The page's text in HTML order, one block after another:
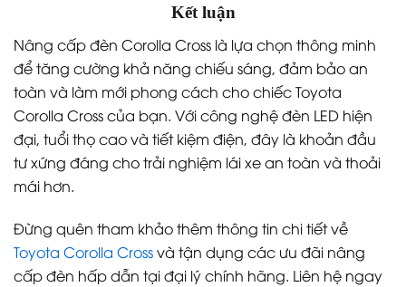
Kết luận
Nâng cấp đèn Corolla Cross là lựa chọn thông minh
để tăng cường khả năng chiếu sáng, đảm bảo an
toàn và làm mới phong cách cho chiếc Toyota
Corolla Cross của bạn. Với công nghệ đèn LED hiện
đại, tuổi thọ cao và tiết kiệm điện, đây là khoản đầu
tư xứng đáng cho trải nghiệm lái xe an toàn và thoải
mái hơn.
Đừng quên tham khảo thêm thông tin chi tiết về
Toyota Corolla Crossvà tận dụng các ưu đãi nâng
cấp đèn hấp dẫn tại đại lý chính hãng. Liên hệ ngay